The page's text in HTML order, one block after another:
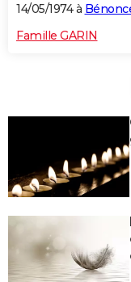
14/05/1974 à
Famille GARIN